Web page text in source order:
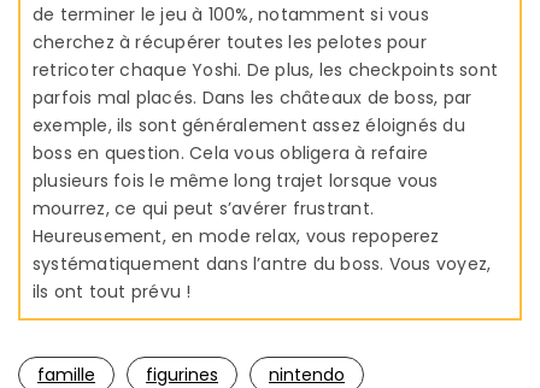
de terminer le jeu à 100%, notamment si vous
cherchez à récupérer toutes les pelotes pour
retricoter chaque Yoshi. De plus, les checkpoints sont
parfois mal placés. Dans les châteaux de boss, par
exemple, ils sont généralement assez éloignés du
boss en question. Cela vous obligera à refaire
plusieurs fois le même long trajet lorsque vous
mourrez, ce qui peut s’avérer frustrant.
Heureusement, en mode relax, vous repoperez
systématiquement dans l’antre du boss. Vous voyez,
ils ont tout prévu !
famille figurines
nintendo